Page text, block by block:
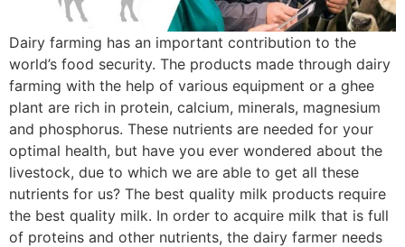
Dairy farming has an important contribution to the
world’s food security. The products made through dairy
farming with the help of various equipment or a ghee
plant are rich in protein, calcium, minerals, magnesium
and phosphorus. These nutrients are needed for your
optimal health, but have you ever wondered about the
livestock, due to which we are able to get all these
nutrients for us? The best quality milk products require
the best quality milk. In order to acquire milk that is full
of proteins and other nutrients, the dairy farmer needs